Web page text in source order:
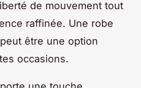
de mouvement tout
raffinée. Une robe
être une option
occasions.